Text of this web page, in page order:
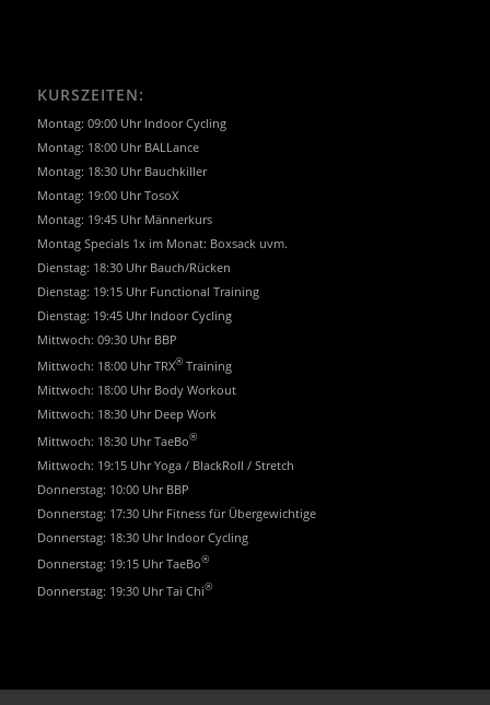
KURSZEITEN:
Montag: 09:00 Uhr Indoor Cycling
Montag: 18:00 Uhr BALLance
Montag: 18:30 Uhr Bauchkiller
Montag: 19:00 Uhr TosoX
Montag: 19:45 Uhr Männerkurs
Montag Specials 1x im Monat: Boxsack uvm.
Dienstag: 18:30 Uhr Bauch/Rücken
Dienstag: 19:15 Uhr Functional Training
Dienstag: 19:45 Uhr Indoor Cycling
Mittwoch: 09:30 Uhr BBP
Mittwoch: 18:00 Uhr TRX®Training
Mittwoch: 18:00 Uhr Body Workout
Mittwoch: 18:30 Uhr Deep Work
Mittwoch: 18:30 Uhr TaeBo®
Mittwoch: 19:15 Uhr Yoga / BlackRoll / Stretch
Donnerstag: 10:00 Uhr BBP
Donnerstag: 17:30 Uhr Fitness für Übergewichtige
Donnerstag: 18:30 Uhr Indoor Cycling
Donnerstag: 19:15 Uhr TaeBo®
Donnerstag: 19:30 Uhr Tai Chi®